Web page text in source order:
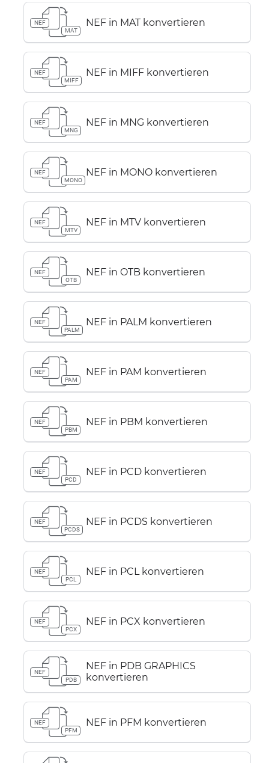
NEF
MAT
NEF in MAT konvertieren
NEF
MIFF
NEF in MIFF konvertieren
NEF
MNG
NEF in MNG konvertieren
NEF
MONO
NEF in MONO konvertieren
NEF
MTV
NEF in MTV konvertieren
NEF
OTB
NEF in OTB konvertieren
NEF
PALM
NEF in PALM konvertieren
NEF
PAM
NEF in PAM konvertieren
NEF
PBM
NEF in PBM konvertieren
NEF
PCD
NEF in PCD konvertieren
NEF
PCDS
NEF in PCDS konvertieren
NEF
PCL
NEF in PCL konvertieren
NEF
PCX
NEF in PCX konvertieren
NEF
PDB
NEF in PDB GRAPHICS
konvertieren
NEF
PFM
NEF in PFM konvertieren